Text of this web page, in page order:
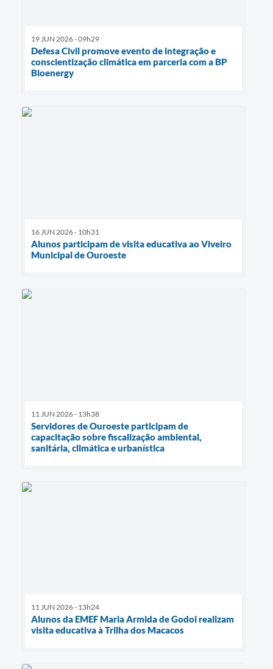
19 JUN 2026 - 09h29
Defesa Civil promove evento de integração e
conscientização climática em parceria com a BP
Bioenergy
16 JUN 2026 - 10h31
Alunos participam de visita educativa ao Viveiro
Municipal de Ouroeste
11 JUN 2026 - 13h38
Servidores de Ouroeste participam de
capacitação sobre fiscalização ambiental,
sanitária, climática e urbanística
11 JUN 2026 - 13h24
Alunos da EMEF Maria Armida de Godoi realizam
visita educativa à Trilha dos Macacos